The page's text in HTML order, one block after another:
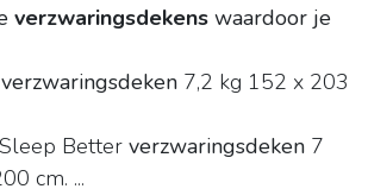
verzwaringsdekens waardoor je
verzwaringsdeken 7,2 kg 152 x 203
Better verzwaringsdeken 7
cm. ...